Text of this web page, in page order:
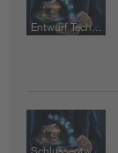
Entwurf Technischer Bericht